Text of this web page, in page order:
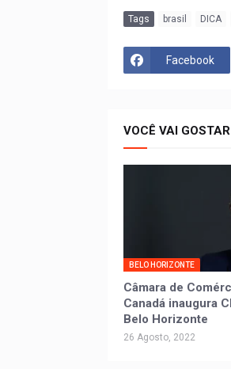
Tags brasil DICA
Facebook
VOCÊ VAI GOSTAR
BELO HORIZONTE
Câmara de
Canadá inaugura
Belo Horizonte
26 Agosto, 2022